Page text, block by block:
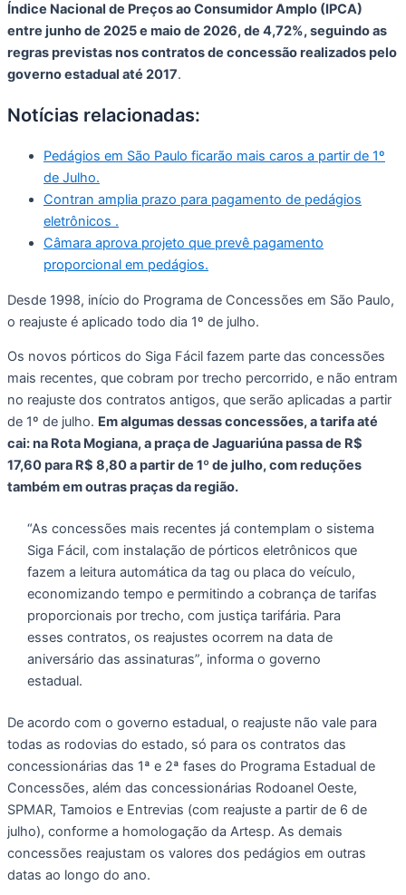
Índice Nacional de Preços ao Consumidor Amplo (IPCA)
entre junho de 2025 e maio de 2026, de 4,72%, seguindo as
regras previstas nos contratos de concessão realizados pelo
governo estadual até 2017.
Notícias relacionadas:
Pedágios em São Paulo ficarão mais caros a partir de 1º
de Julho.
Contran amplia prazo para pagamento de pedágios
eletrônicos .
Câmara aprova projeto que prevê pagamento
proporcional em pedágios.
Desde 1998, início do Programa de Concessões em São Paulo,
o reajuste é aplicado todo dia 1º de julho.
Os novos pórticos do Siga Fácil fazem parte das concessões
mais recentes, que cobram por trecho percorrido, e não entram
no reajuste dos contratos antigos, que serão aplicadas a partir
de 1º de julho. Em algumas dessas concessões, a tarifa até
cai: na Rota Mogiana, a praça de Jaguariúna passa de R$
17,60 para R$ 8,80 a partir de 1º de julho, com reduções
também em outras praças da região.
“As concessões mais recentes já contemplam o sistema
Siga Fácil, com instalação de pórticos eletrônicos que
fazem a leitura automática da tag ou placa do veículo,
economizando tempo e permitindo a cobrança de tarifas
proporcionais por trecho, com justiça tarifária. Para
esses contratos, os reajustes ocorrem na data de
aniversário das assinaturas”, informa o governo
estadual.
De acordo com o governo estadual, o reajuste não vale para
todas as rodovias do estado, só para os contratos das
concessionárias das 1ª e 2ª fases do Programa Estadual de
Concessões, além das concessionárias Rodoanel Oeste,
SPMAR, Tamoios e Entrevias (com reajuste a partir de 6 de
julho), conforme a homologação da Artesp. As demais
concessões reajustam os valores dos pedágios em outras
datas ao longo do ano.